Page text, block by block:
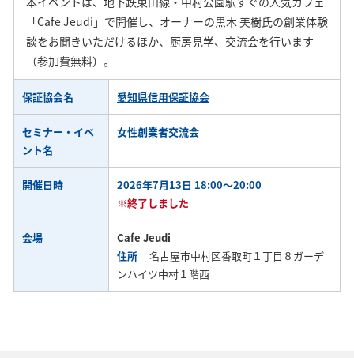
「Cafe Jeudi」で開催し、オーナーの黒木 美樹氏の創業体験
談をお聞きいただけるほか、厨房見学、交流会を行います
（参加費無料）。
保証協会名 愛知県信用保証協会
セミナー・イベ
ント名
女性創業者交流会
開催日時
2026年7月13日 18:00～20:00
※終了しました
会場
Cafe Jeudi
住所
名古屋市中村区香取町１丁目８ガーデ
ンハイツ中村１階西